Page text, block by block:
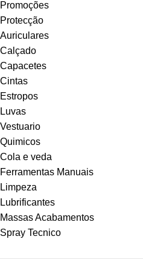
Promoções
Protecção
Auriculares
Calçado
Capacetes
Cintas
Estropos
Luvas
Vestuario
Quimicos
Cola e veda
Ferramentas Manuais
Limpeza
Lubrificantes
Massas Acabamentos
Spray Tecnico